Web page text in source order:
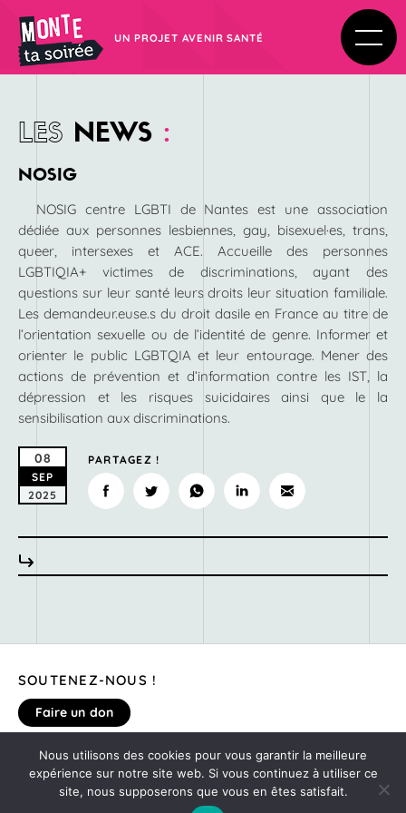
UN PROJET AVENIR SANTÉ
LES NEWS :
NOSIG
NOSIG centre LGBTI de Nantes est une association
dédiée aux personnes lesbiennes, gay, bisexuel·es, trans,
queer, intersexes et ACE. Accueille des personnes
LGBTIQIA+ victimes de discriminations, ayant des
questions sur leur santé leurs droits leur situation familiale.
Les demandeur.euse.s du droit dasile en France au titre de
l’orientation sexuelle ou de l’identité de genre. Informer et
orienter le public LGBTQIA et leur entourage. Mener des
actions de prévention et d’information contre les IST, la
dépression et les risques suicidaires ainsi que le la
sensibilisation aux discriminations.
08
SEP
2025
PARTAGEZ !
SOUTENEZ-NOUS !
Faire un don
MENTIONS LÉGALES
DONNEZ VOTRE AVIS SUR LE SITE
Nous utilisons des cookies pour vous garantir la meilleure
expérience sur notre site web. Si vous continuez à utiliser ce
site, nous supposerons que vous en êtes satisfait.